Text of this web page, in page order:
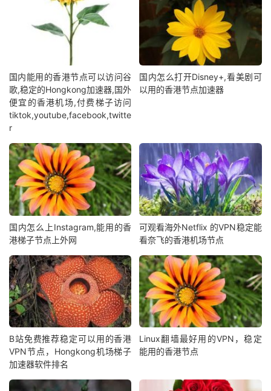
国内能用的香港节点可以访问谷
歌,稳定的Hongkong加速器,国外
便宜的香港机场,付费梯子访问
tiktok,youtube,facebook,twitte
r
国内怎么打开Disney+,看美剧可
以用的香港节点加速器
国内怎么上Instagram,能用的香
港梯子节点上外网
可观看海外Netflix 的VPN稳定能
看奈飞的香港机场节点
B站免费推荐稳定可以用的香港
VPN节点，Hongkong机场梯子
加速器软件排名
Linux翻墙最好用的VPN，稳定
能用的香港节点